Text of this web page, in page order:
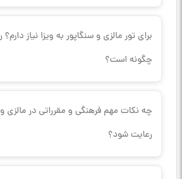
برای تور مالزی و سنگاپور به ویزا نیاز
چگونه است؟
چه نکات مهم فرهنگی و مقرراتی در مالزی و
رعایت شود؟